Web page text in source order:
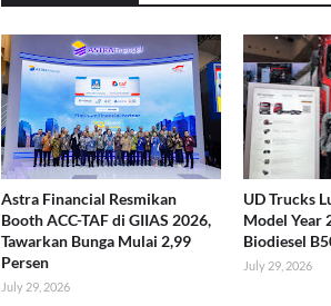
Astra Financial Resmikan
Booth ACC-TAF di GIIAS 2026,
Tawarkan Bunga Mulai 2,99
Persen
July 29, 2026
UD Trucks
Model Year
Biodiesel
July 29, 2026